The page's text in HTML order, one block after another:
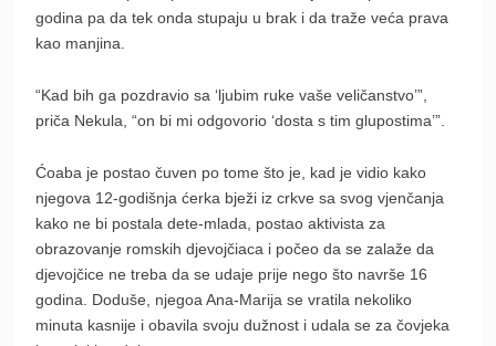
godina pa da tek onda stupaju u brak i da traže veća prava
kao manjina.
“Kad bih ga pozdravio sa ‘ljubim ruke vaše veličanstvo’”,
priča Nekula, “on bi mi odgovorio ‘dosta s tim glupostima’”.
Ćoaba je postao čuven po tome što je, kad je vidio kako
njegova 12-godišnja ćerka bježi iz crkve sa svog vjenčanja
kako ne bi postala dete-mlada, postao aktivista za
obrazovanje romskih djevojčiaca i počeo da se zalaže da
djevojčice ne treba da se udaje prije nego što navrše 16
godina. Doduše, njegoa Ana-Marija se vratila nekoliko
minuta kasnije i obavila svoju dužnost i udala se za čovjeka